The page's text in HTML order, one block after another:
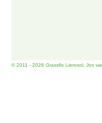
© 2011 - 2026 Grassfix Lierosol, Jos